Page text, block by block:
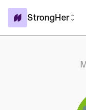
StrongHer